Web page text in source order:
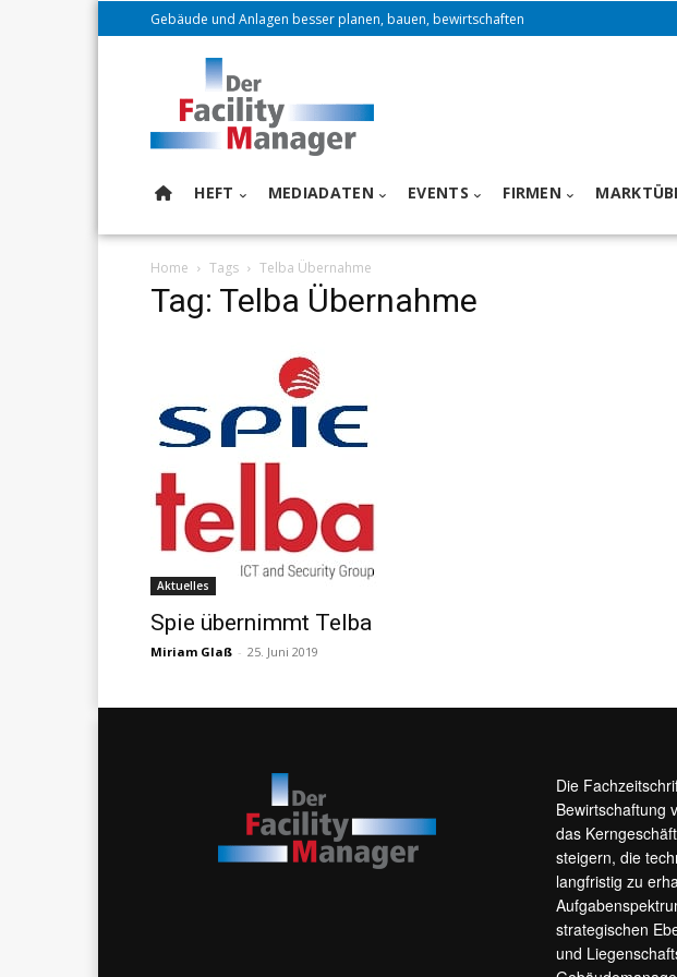
Gebäude und Anlagen besser planen, bauen, bewirtschaften
HEFT MEDIADATEN EVENTS FIRMEN
Home Tags Telba Übernahme
Tag: Telba Übernahme
Aktuelles
Spie übernimmt Telba
Miriam Glaß - 25. Juni 2019
Die
Bewirtschaftung
das
steigern, die
langfristig zu
strategischen
und